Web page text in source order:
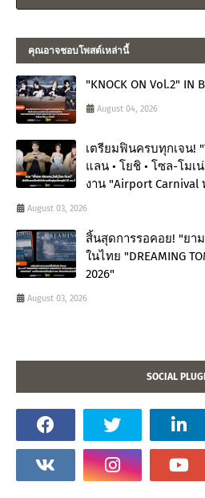
คุณอาจชอบโพสต์เหล่านี้
"KNOCK ON Vol.2" IN
August 04, 2026
เตรียมฟินครบทุกเจน!
แลน • โยชิ • โซล-โมเ
งาน "Airport
August 03, 2026
สิ้นสุดการรอคอย! "ยา
ในไทย "DREAMING
2026"
August 03, 2026
SOCIAL